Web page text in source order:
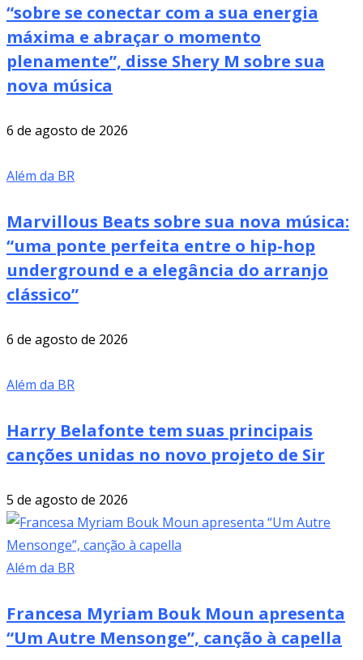
“sobre se conectar com a sua energia
máxima e abraçar o momento
plenamente”, disse Shery M sobre sua
nova música
6 de agosto de 2026
Além da BR
Marvillous Beats sobre sua nova música:
“uma ponte perfeita entre o hip-hop
underground e a elegância do arranjo
clássico”
6 de agosto de 2026
Além da BR
Harry Belafonte tem suas principais
canções unidas no novo projeto de Sir
5 de agosto de 2026
Além da BR
Francesa Myriam Bouk Moun apresenta
“Um Autre Mensonge”, canção à capella